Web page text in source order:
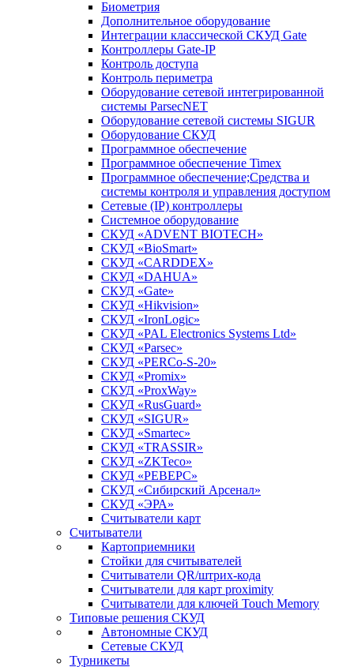
Биометрия
Дополнительное оборудование
Интеграции классической СКУД Gate
Контроллеры Gate-IP
Контроль доступа
Контроль периметра
Оборудование сетевой интегрированной
системы ParsecNET
Оборудование сетевой системы SIGUR
Оборудование СКУД
Программное обеспечение
Программное обеспечение Timex
Программное обеспечение;Средства и
системы контроля и управления доступом
Сетевые (IP) контроллеры
Системное оборудование
СКУД «ADVENT BIOTECH»
СКУД «BioSmart»
СКУД «CARDDEX»
СКУД «DAHUA»
СКУД «Gate»
СКУД «Hikvision»
СКУД «IronLogic»
СКУД «PAL Electronics Systems Ltd»
СКУД «Parsec»
СКУД «PERCo-S-20»
СКУД «Promix»
СКУД «ProxWay»
СКУД «RusGuard»
СКУД «SIGUR»
СКУД «Smartec»
СКУД «TRASSIR»
СКУД «ZKTeco»
СКУД «РЕВЕРС»
СКУД «Сибирский Арсенал»
СКУД «ЭРА»
Считыватели карт
Считыватели
Картоприемники
Стойки для считывателей
Считыватели QR/штрих-кода
Считыватели для карт proximity
Считыватели для ключей Touch Memory
Типовые решения СКУД
Автономные СКУД
Сетевые СКУД
Турникеты